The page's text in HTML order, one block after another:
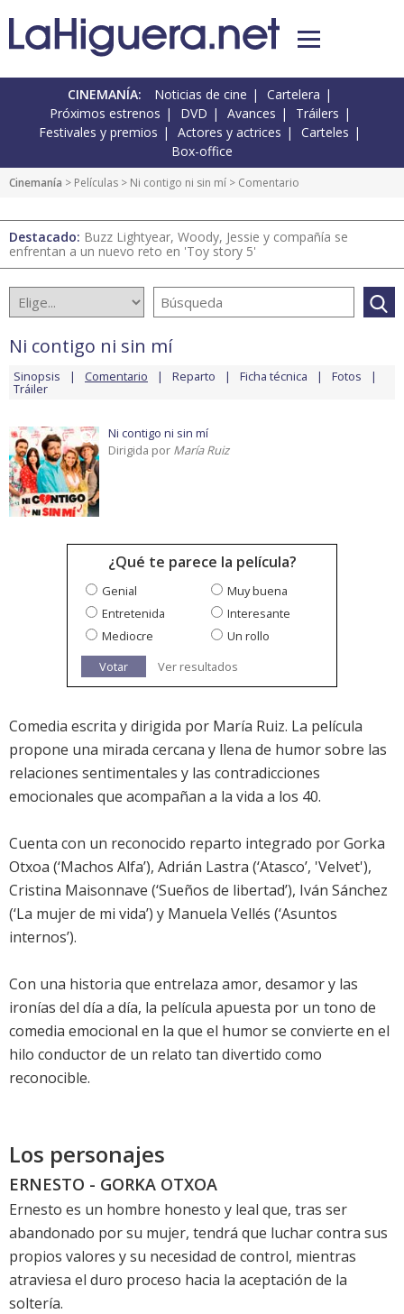
CINEMANÍA: Noticias de cine
Cartelera
Próximos estrenos
DVD Avances
Tráilers
Festivales y premios
Actores y actrices
Carteles
Box-office
Cinemanía > Películas > Ni contigo ni sin mí > Comentario
Destacado: Buzz Lightyear, Woody, Jessie y compañía se
enfrentan a un nuevo reto en 'Toy story 5'
Ni contigo ni sin mí
Sinopsis Comentario Reparto Ficha técnica Fotos
Tráiler
Ni contigo ni sin mí
Dirigida por María Ruiz
¿Qué te parece la película?
Genial
Muy buena
Entretenida
Interesante
Mediocre
Un rollo
Votar
Ver resultados
Comedia escrita y dirigida por María Ruiz. La película
propone una mirada cercana y llena de humor sobre las
relaciones sentimentales y las contradicciones
emocionales que acompañan a la vida a los 40.
Cuenta con un reconocido reparto integrado por Gorka
Otxoa (‘Machos Alfa’), Adrián Lastra (‘Atasco’, 'Velvet'),
Cristina Maisonnave (‘Sueños de libertad’), Iván Sánchez
(‘La mujer de mi vida’) y Manuela Vellés (‘Asuntos
internos’).
Con una historia que entrelaza amor, desamor y las
ironías del día a día, la película apuesta por un tono de
comedia emocional en la que el humor se convierte en el
hilo conductor de un relato tan divertido como
reconocible.
Los personajes
ERNESTO - GORKA OTXOA
Ernesto es un hombre honesto y leal que, tras ser
abandonado por su mujer, tendrá que luchar contra sus
propios valores y su necesidad de control, mientras
atraviesa el duro proceso hacia la aceptación de la
soltería.